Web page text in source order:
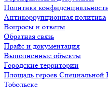
Политика
Антикоррупционная политика
Вопросы и ответы
Обратная связь
Прайс и документация
Выполненные объекты
Городские территории
Площадь героев
Тобольске